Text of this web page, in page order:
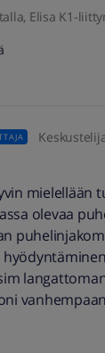
Elisa K1-
mielellään
olevaa